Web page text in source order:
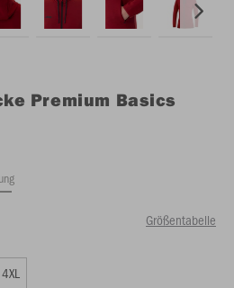
Premium Basics
Größentabelle
4XL